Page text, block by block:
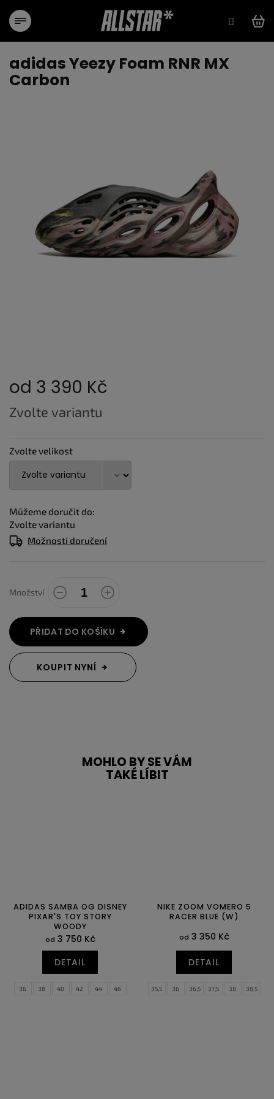
obsah
adidas Yeezy Foam RNR MX
Carbon
od 3 390 Kč
Měrná
cena:
Zvolte variantu
Zvolte velikost
Můžeme doručit do:
Zvolte variantu
Možnosti doručení
Množství
PŘIDAT DO KOŠÍKU
KOUPIT NYNÍ
MOHLO BY SE VÁM
TAKÉ LÍBIT
ADIDAS SAMBA OG DISNEY
PIXAR'S TOY STORY
WOODY
od 3 750 Kč
DETAIL
36 38 40 42 44 46
NIKE ZOOM VOMERO 5
RACER BLUE (W)
od 3 350 Kč
DETAIL
35,5 36 36,5 37,5 38
38,5